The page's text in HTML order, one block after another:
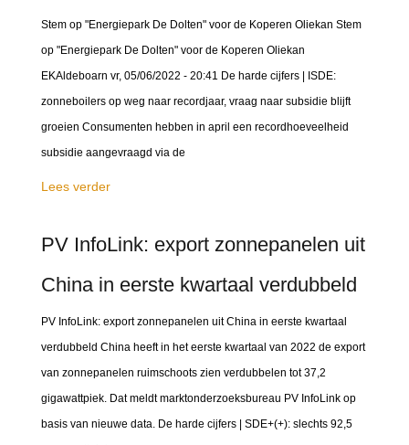
Stem op "Energiepark De Dolten" voor de Koperen Oliekan Stem
op "Energiepark De Dolten" voor de Koperen Oliekan
EKAldeboarn vr, 05/06/2022 - 20:41 De harde cijfers | ISDE:
zonneboilers op weg naar recordjaar, vraag naar subsidie blijft
groeien Consumenten hebben in april een recordhoeveelheid
subsidie aangevraagd via de
Lees verder
PV InfoLink: export zonnepanelen uit
China in eerste kwartaal verdubbeld
PV InfoLink: export zonnepanelen uit China in eerste kwartaal
verdubbeld China heeft in het eerste kwartaal van 2022 de export
van zonnepanelen ruimschoots zien verdubbelen tot 37,2
gigawattpiek. Dat meldt marktonderzoeksbureau PV InfoLink op
basis van nieuwe data. De harde cijfers | SDE+(+): slechts 92,5